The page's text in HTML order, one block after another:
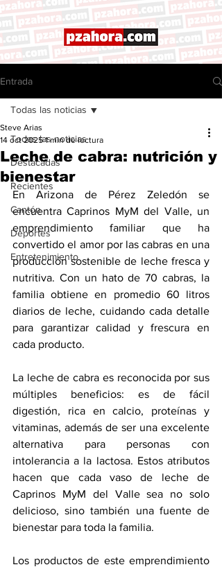
Entrada
Todas las noticias
Destacadas
Recientes
Cantón
Deportes
Entretenimiento
Todas las noticias
Leche de cabra: nutrición y
bienestar
Steve Arias
14 oct 2025 1 min de lectura
En Arizona de Pérez Zeledón se
encuentra Caprinos MyM del Valle, un
emprendimiento familiar que ha
convertido el amor por las cabras en una
producción sostenible de leche fresca y
nutritiva. Con un hato de 70 cabras, la
familia obtiene en promedio 60 litros
diarios de leche, cuidando cada detalle
para garantizar calidad y frescura en
cada producto.
La leche de cabra es reconocida por sus
múltiples beneficios: es de fácil
digestión, rica en calcio, proteínas y
vitaminas, además de ser una excelente
alternativa para personas con
intolerancia a la lactosa. Estos atributos
hacen que cada vaso de leche de
Caprinos MyM del Valle sea no solo
delicioso, sino también una fuente de
bienestar para toda la familia.
Los productos de este emprendimiento